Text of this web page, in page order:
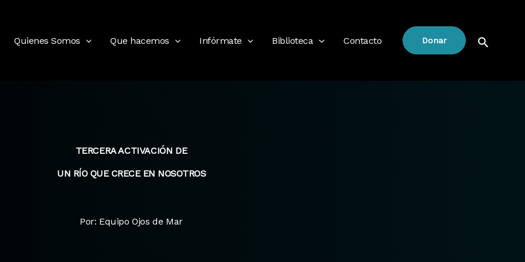
Quienes Somos Que hacemos Infórmate Biblioteca Contacto Donar Buscar
TERCERA ACTIVACIÓN DE
UN RÍO QUE CRECE EN NOSOTROS
Por: Equipo Ojos de Mar